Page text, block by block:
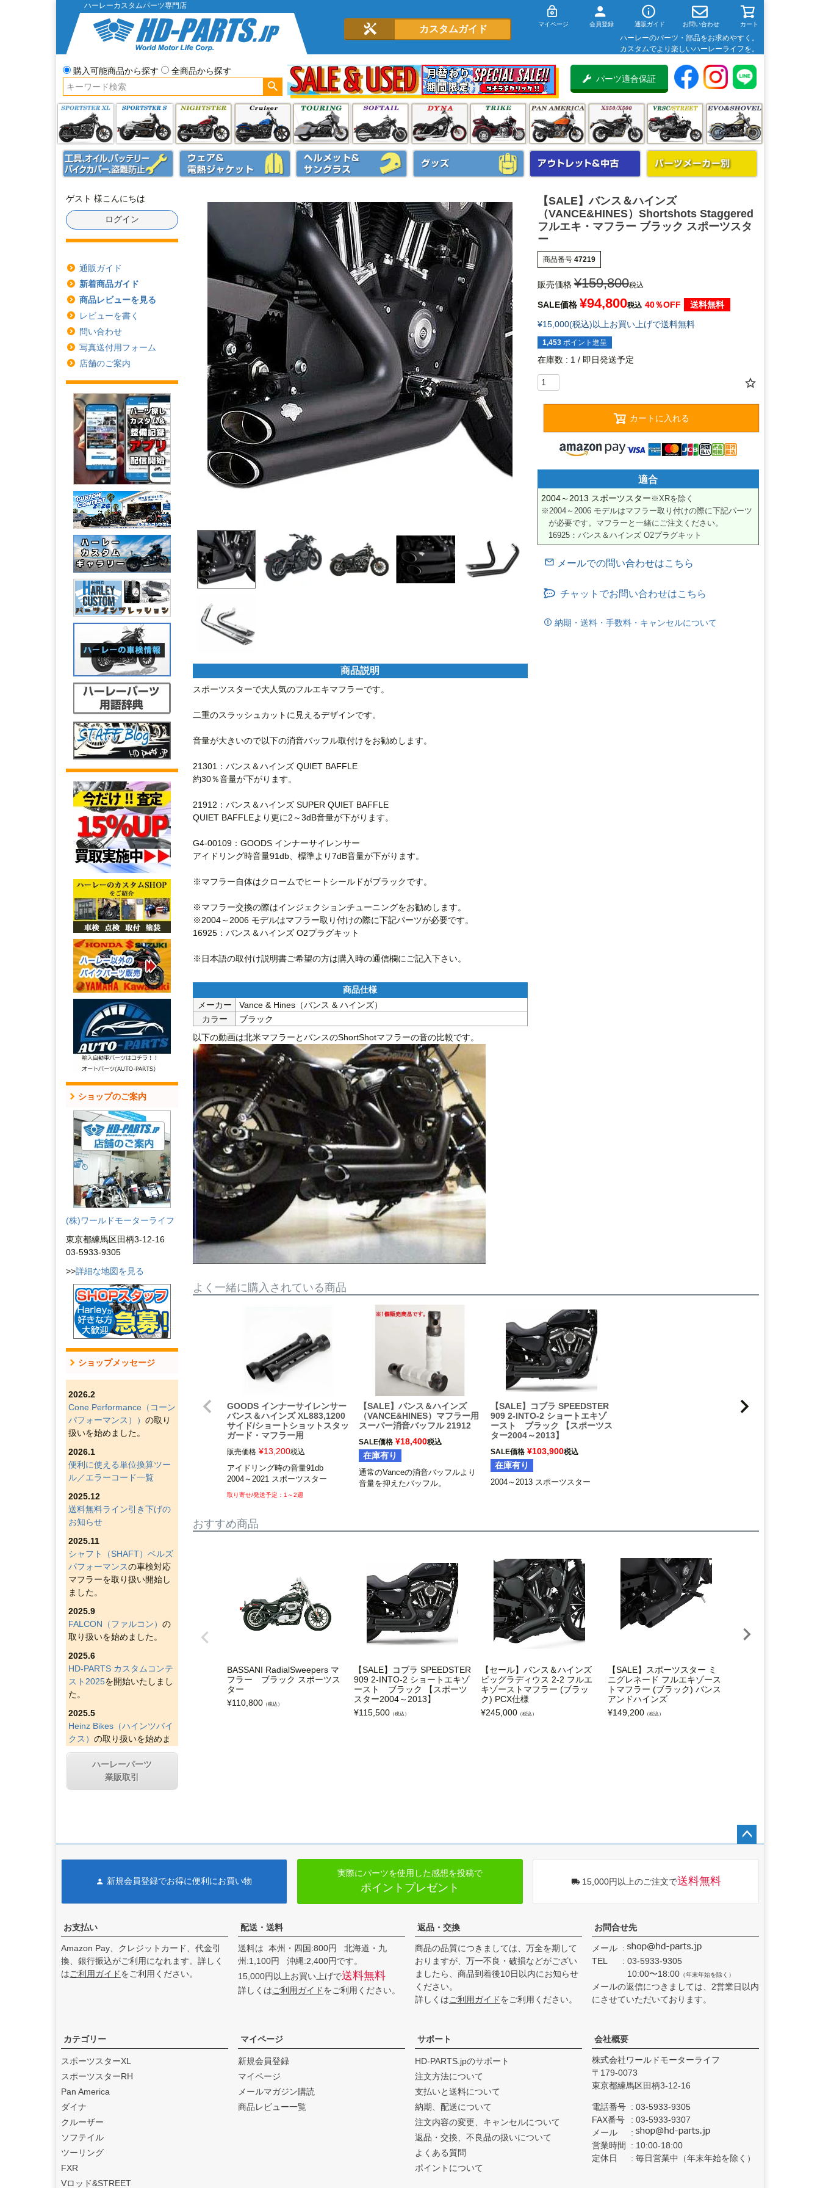
ハーレーカスタムパーツ専門店
カスタムガイド マイページ 会員登録 通販ガイド お問い合わせ カート
ハーレーのパーツ・部品をお求めやすく。
カスタムでより楽しいハーレーライフを。
購入可能商品から探す
全商品から探す
パーツ適合保証
ゲスト 様こんにちは
ログイン
通販ガイド
新着商品ガイド
商品レビューを見る
レビューを書く
問い合わせ
写真送付用フォーム
店舗のご案内
ショップのご案内
(株)ワールドモーターライフ
東京都練馬区田柄3-12-16
03-5933-9305
>>詳細な地図を見る
ショップメッセージ
2026.2
Cone Performance（コーン
パフォーマンス）） の取り
扱いを始めました。
2026.1
便利に使える単位換算ツー
ル／エラーコード一覧
2025.12
送料無料ライン引き下げの
お知らせ
2025.11
シャフト（SHAFT）ベルズ
パフォーマンスの車検対応
マフラーを取り扱い開始し
ました。
2025.9
FALCON（ファルコン） の
取り扱いを始めました。
2025.6
HD-PARTS カスタムコンテ
スト2025を開始いたしまし
た。
2025.5
Heinz Bikes（ハインツバイ
クス） の取り扱いを始めま
した。
2025.4
Figurati Designs（フィグラ
D&D エキゾースト（ディー
た。
feture ヘルメット（フュー
チャーヘルメット）の取り
扱いを始めました。
ました。
2024.12
s（ブローパフォーマンスエ
キゾースト）
始めました。
2024.11
By City（バイ シティ）
本総代理店となりました。
2024.10
Dominator Motorcycles（ド
ハーレーパーツ
業販取引
商品説明
スポーツスターで大人気のフルエキマフラーです。
二重のスラッシュカットに見えるデザインです。
音量が大きいので以下の消音バッフル取付けをお勧めします。
21301：バンス＆ハインズ QUIET BAFFLE
約30％音量が下がります。
21912：バンス＆ハインズ SUPER QUIET BAFFLE
QUIET BAFFLEより更に2～3dB音量が下がります。
G4-00109：GOODS インナーサイレンサー
アイドリング時音量91db、標準より7dB音量が下がります。
※マフラー自体はクロームでヒートシールドがブラックです。
※マフラー交換の際はインジェクションチューニングをお勧めします。
※2004～2006 モデルはマフラー取り付けの際に下記パーツが必要です。
16925：バンス＆ハインズ O2プラグキット
※日本語の取付け説明書ご希望の方は購入時の通信欄にご記入下さい。
メーカー
Vance & Hines（バンス & ハインズ）
カラー
ブラック
以下の動画は北米マフラーとバンスのShortShotマフラーの音の比較です。
【SALE】バンス＆ハインズ
（VANCE&HINES）Shortshots Staggered
フルエキ・マフラー ブラック スポーツスタ
ー
商品番号 47219
販売価格 ¥159,800税込
SALE価格 ¥94,800税込 40％OFF
送料無料
¥15,000(税込)以上お買い上げで送料無料
1,453 ポイント進呈
在庫数 1 / 即日発送予定
カートに入れる
適合
2004～2013 スポーツスター ※XRを除く
※2004～2006 モデルはマフラー取り付けの際に下記パーツ
が必要です。マフラーと一緒にご注文ください。
16925：バンス＆ハインズ O2プラグキット
チャットでお問い合わせはこちら
納期・送料・手数料・キャンセルについて
よく一緒に購入されている商品
GOODS インナーサイレンサー
バンス＆ハインズ XL883,1200
サイド/ショートショットスタッ
ガード・マフラー用
販売価格 ¥13,200税込
アイドリング時の音量91db
2004～2021 スポーツスター
1～2週
【SALE】バンス＆ハインズ
（VANCE&HINES）マフラー用
スーパー消音バッフル 21912
SALE価格 ¥18,400税込
在庫有り
通常のVanceの消音バッフルより
音量を抑えたバッフル。
【SALE】コブラ SPEEDSTER
909 2-INTO-2 ショートエキゾ
ースト ブラック 【スポーツス
ター2004～2013】
SALE価格 ¥103,900税込
在庫有り
2004～2013 スポーツスター
おすすめ商品
BASSANI RadialSweepers マ
フラー ブラック スポーツス
ター
¥110,800 （税込）
【SALE】コブラ SPEEDSTER
909 2-INTO-2 ショートエキゾ
ースト ブラック 【スポーツ
スター2004～2013】
¥115,500 （税込）
【セール】バンス＆ハインズ
ビッグラディウス 2-2 フルエ
キゾーストマフラー (ブラッ
ク) PCX仕様
¥245,000 （税込）
【SALE】スポーツスター ミ
ニグレネード フルエキゾース
トマフラー (ブラック) バンス
アンドハインズ
¥149,200 （税込）
新規会員登録でお得に便利にお買い物
実際にパーツを使用した感想を投稿で
ポイントプレゼント 15,000円以上のご注文で送料無料
お支払い
Amazon Pay、クレジットカード、代金引
換、銀行振込がご利用になれます。詳しく
はご利用ガイドをご利用ください。
配送・送料
送料は 本州・四国:800円 北海道・九
州:1,100円 沖縄:2,400円です。
15,000円以上お買い上げで送料無料
詳しくはご利用ガイドをご利用ください。
返品・交換
商品の品質につきましては、万全を期して
おりますが、万一不良・破損などがござい
ましたら、商品到着後10日以内にお知らせ
ください。
詳しくはご利用ガイドをご利用ください。
お問合せ先
メール
TEL
03-5933-9305
10:00〜18:00 （年末年始を除く）
メールの返信につきましては、2営業日以内
にさせていただいております。
カテゴリー
スポーツスターXL
スポーツスターRH
Pan America
ダイナ
クルーザー
ソフテイル
ツーリング
FXR
Vロッド&STREET
マイページ
新規会員登録
マイページ
メールマガジン購読
商品レビュー一覧
サポート
HD-PARTS.jpのサポート
注文方法について
支払いと送料について
納期、配送について
注文内容の変更、キャンセルについて
返品・交換、不良品の扱いについて
よくある質問
ポイントについて
会社概要
株式会社ワールドモーターライフ
179-0073
東京都練馬区田柄3-12-16
電話番号
03-5933-9305
FAX番号
03-5933-9307
メール
営業時間
10:00-18:00
定休日
毎日営業中（年末年始を除く）